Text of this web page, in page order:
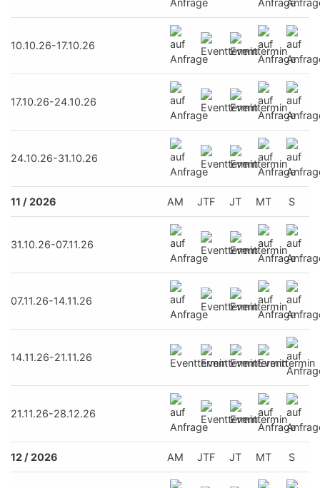
10.10.26-17.10.26
17.10.26-24.10.26
24.10.26-31.10.26
11 / 2026 AM JTF JT MT S
31.10.26-07.11.26
07.11.26-14.11.26
14.11.26-21.11.26
21.11.26-28.12.26
12 / 2026 AM JTF JT MT S